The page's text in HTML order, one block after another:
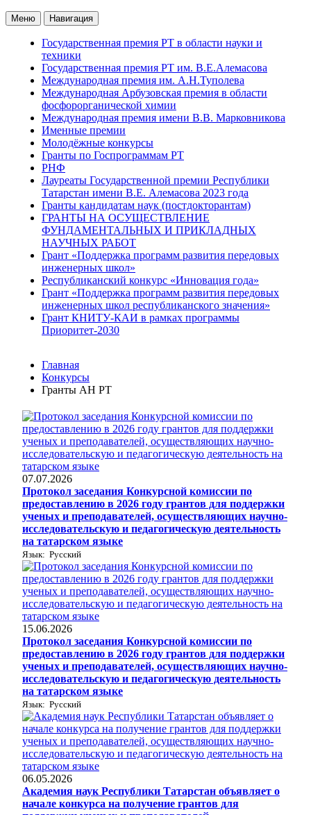
Меню Навигация
Государственная премия РТ в области науки и
техники
Государственная премия РТ им. В.Е.Алемасова
Международная премия им. А.Н.Туполева
Международная Арбузовская премия в области
фосфорорганической химии
Международная премия имени В.В. Марковникова
Именные премии
Молодёжные конкурсы
Гранты по Госпрограммам РТ
РНФ
Лауреаты Государственной премии Республики
Татарстан имени В.Е. Алемасова 2023 года
Гранты кандидатам наук (постдокторантам)
ГРАНТЫ НА ОСУЩЕСТВЛЕНИЕ
ФУНДАМЕНТАЛЬНЫХ И ПРИКЛАДНЫХ
НАУЧНЫХ РАБОТ
Грант «Поддержка программ развития передовых
инженерных школ»
Республиканский конкурс «Инновация года»
Грант «Поддержка программ развития передовых
инженерных школ республиканского значения»
Грант КНИТУ-КАИ в рамках программы
Приоритет-2030
Главная
Конкурсы
Гранты АН РТ
07.07.2026
Протокол заседания Конкурсной комиссии по
предоставлению в 2026 году грантов для поддержки
ученых и преподавателей, осуществляющих научно-
исследовательскую и педагогическую деятельность
на татарском языке
Язык: Русский
15.06.2026
Протокол заседания Конкурсной комиссии по
предоставлению в 2026 году грантов для поддержки
ученых и преподавателей, осуществляющих научно-
исследовательскую и педагогическую деятельность
на татарском языке
Язык: Русский
06.05.2026
Академия наук Республики Татарстан объявляет о
начале конкурса на получение грантов для